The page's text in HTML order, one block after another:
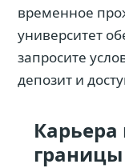
временное
университет
запросите
депозит и
Карьера